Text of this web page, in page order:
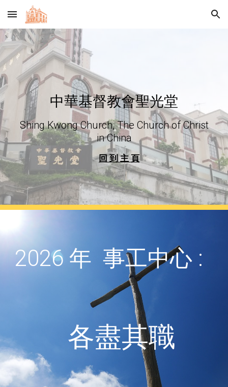
Skip to main content Skip to navigation
中華基督教會聖光堂
Shing Kwong Church, The Church of Christ
in China
回 到 主 頁
2026 年 事工中心 :
各盡其職